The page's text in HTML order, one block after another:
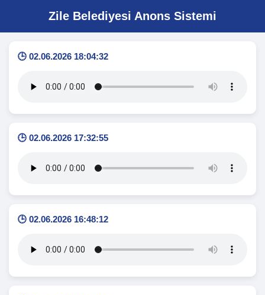
Zile Belediyesi Anons Sistemi
🕒 02.06.2026 18:04:32
🕒 02.06.2026 17:32:55
🕒 02.06.2026 16:48:12